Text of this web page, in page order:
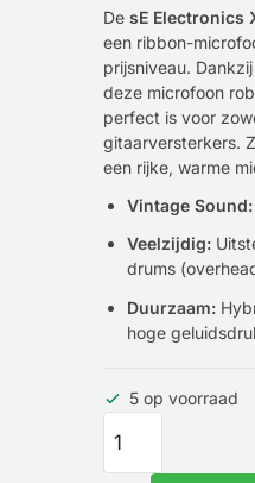
DesE Electronics
een ribbon-
prijsniveau.
deze microfoon
perfect is voor
gitaarversterkers.
een rijke, warme
Vintage Sound:
Veelzijdig:
drums
Duurzaam:
hoge
5 op voorraad